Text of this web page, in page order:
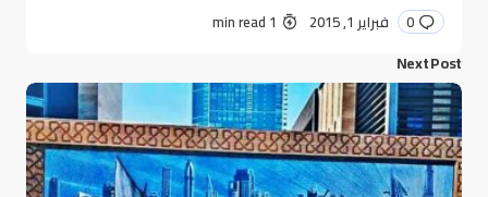
0 فبراير 1, 2015 1 min read
Next Post